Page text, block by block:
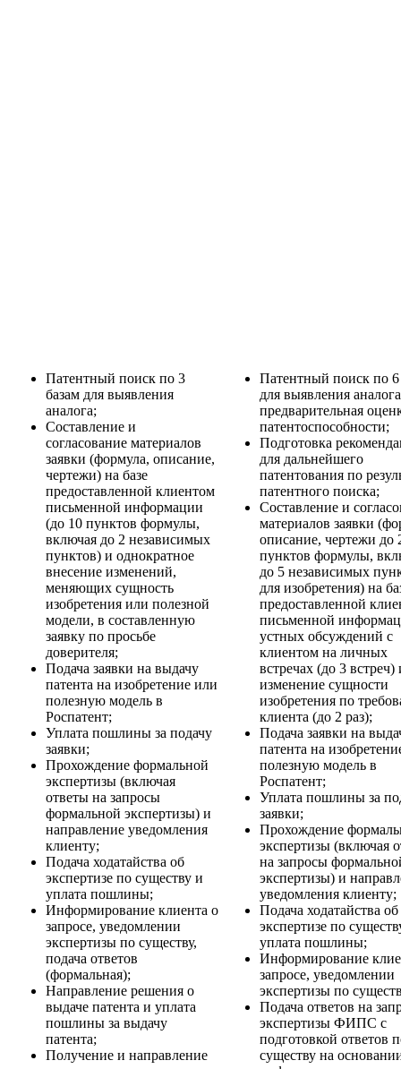
Патентный поиск по 3
базам для выявления
аналога;
Составление и
согласование материалов
заявки (формула, описание,
чертежи) на базе
предоставленной клиентом
письменной информации
(до 10 пунктов формулы,
включая до 2 независимых
пунктов) и однократное
внесение изменений,
меняющих сущность
изобретения или полезной
модели, в составленную
заявку по просьбе
доверителя;
Подача заявки на выдачу
патента на изобретение или
полезную модель в
Роспатент;
Уплата пошлины за подачу
заявки;
Прохождение формальной
экспертизы (включая
ответы на запросы
формальной экспертизы) и
направление уведомления
клиенту;
Подача ходатайства об
экспертизе по существу и
уплата пошлины;
Информирование клиента о
запросе, уведомлении
экспертизы по существу,
подача ответов
(формальная);
Направление решения о
выдаче патента и уплата
пошлины за выдачу
патента;
Получение и направление
Патентный поиск по 6
для выявления
предварительная
патентоспособности;
Подготовка
для дальнейшего
патентования по
патентного поиска;
Составление и
материалов заявки
описание, чертежи до
пунктов формулы,
до 5 независимых
для изобретения) на
предоставленной
письменной
устных обсуждений с
клиентом на личных
встречах (до 3 встреч)
изменение сущности
изобретения по
клиента (до 2 раз);
Подача заявки на
патента на
полезную модель в
Роспатент;
Уплата пошлины за
заявки;
Прохождение
экспертизы (включая
на запросы
экспертизы) и
уведомления клиенту;
Подача ходатайства об
экспертизе по
уплата пошлины;
Информирование
запросе, уведомлении
экспертизы по
Подача ответов на
экспертизы ФИПС с
подготовкой ответов
существу на